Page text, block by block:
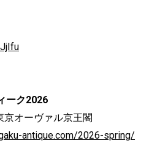
ーク2026
京オーヴァル京王閣
antique.com/2026-spring/